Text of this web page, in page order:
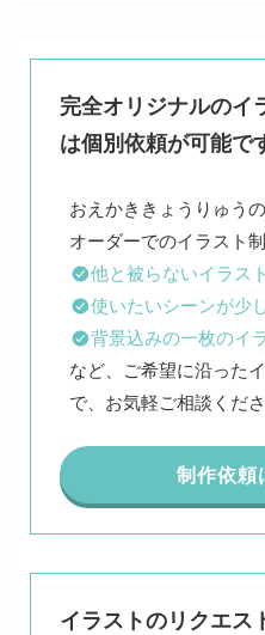
完全オリジナルのイ
は個別依頼が可能で
おえかききょうりゅう
他と被らないイラス
使いたいシーンが少
背景込みの一枚のイ
など、ご希望に沿った
で、お気軽ご相談くださ
制作依頼
イラストのリクエス